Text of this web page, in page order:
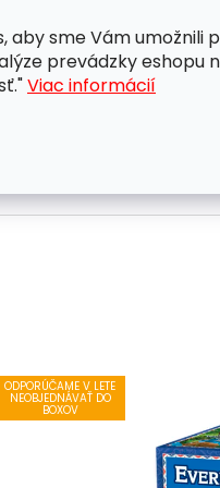
aby sme Vám umožnili
prevádzky eshopu
Viac informácií
OBCHODNÉ
ODPORÚČAME V LETE
NEOBJEDNÁVAŤ DO
BOXOV